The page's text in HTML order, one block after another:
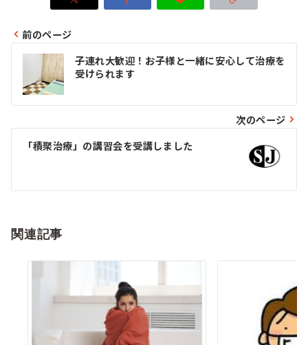
投
ナ
ビ
シ
ン
前のページ
子連れ大歓迎！お子様と一緒に安心して治療を
受けられます
次のページ
「積聚治療」の講習会を受講しました
関連記事